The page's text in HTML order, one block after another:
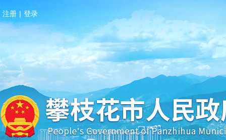
注册 | 登录